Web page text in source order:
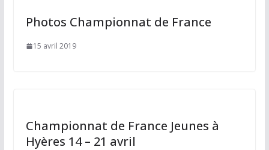
Photos Championnat de France
15 avril 2019
Championnat de France Jeunes à
Hyères 14 – 21 avril